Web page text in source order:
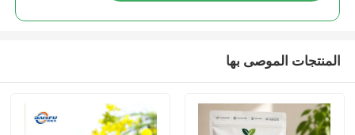
المنتجات الموصى بها